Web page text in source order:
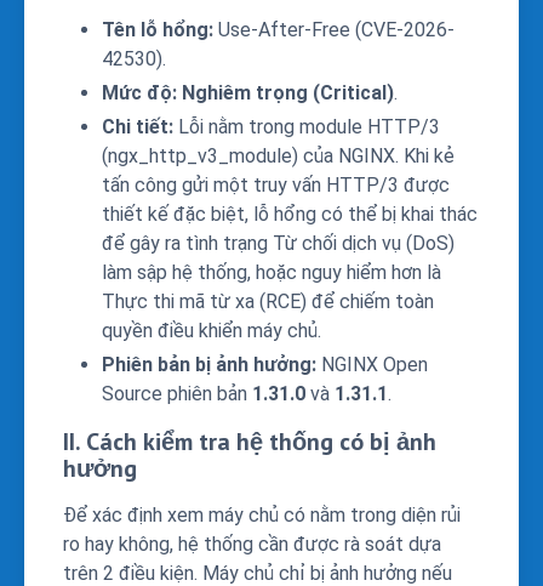
Tên lỗ hổng: Use-After-Free (CVE-2026-
42530).
Mức độ: Nghiêm trọng (Critical).
Chi tiết: Lỗi nằm trong module HTTP/3
(ngx_http_v3_module) của NGINX. Khi kẻ
tấn công gửi một truy vấn HTTP/3 được
thiết kế đặc biệt, lỗ hổng có thể bị khai thác
để gây ra tình trạng Từ chối dịch vụ (DoS)
làm sập hệ thống, hoặc nguy hiểm hơn là
Thực thi mã từ xa (RCE) để chiếm toàn
quyền điều khiển máy chủ.
Phiên bản bị ảnh hưởng: NGINX Open
Source phiên bản 1.31.0 và 1.31.1.
II. Cách kiểm tra hệ thống có bị ảnh
hưởng
Để xác định xem máy chủ có nằm trong diện rủi
ro hay không, hệ thống cần được rà soát dựa
trên 2 điều kiện. Máy chủ chỉ bị ảnh hưởng nếu